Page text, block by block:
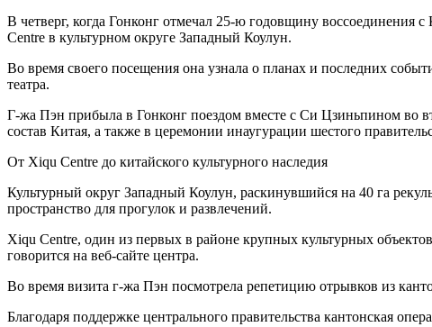
В четверг, когда Гонконг отмечал 25-ю годовщину
Centre в культурном округе Западный Коулун.
Во время своего посещения она узнала о планах и последних
театра.
Г-жа Пэн прибыла в Гонконг поездом вместе с Си Цзиньпином во
состав Китая, а также в церемонии инаугурации шестого
От Xiqu Centre до китайского культурного наследия
Культурный округ Западный Коулун, раскинувшийся на 40 га
пространство для прогулок и развлечений.
Xiqu Centre, один из первых в районе крупных культурных
говорится на веб-сайте центра.
Во время визита г-жа Пэн посмотрела репетицию отрывков из
Благодаря поддержке центрального правительства кантонская